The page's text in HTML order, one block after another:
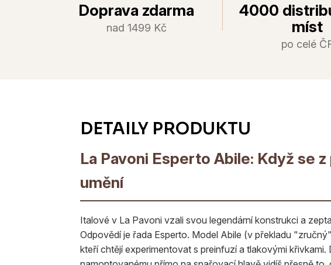
Doprava zdarma
nad 1499 Kč
4000
míst
po celé
La Pavoni Esperto Abile: Když se
umění
Italové v La Pavoni vzali svou legendární konstrukci a
Odpovědí je řada Esperto. Model Abile (v překladu
kteří chtějí experimentovat s preinfuzí a tlakovými křivkami.